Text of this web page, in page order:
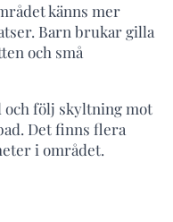
känns mer
Barn brukar gilla
och små
och följ skyltning mot
Det finns flera
i området.